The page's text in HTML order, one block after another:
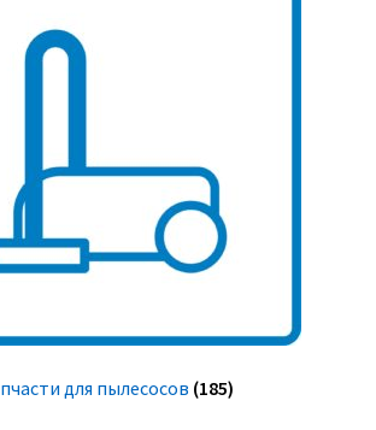
для пылесосов (185)